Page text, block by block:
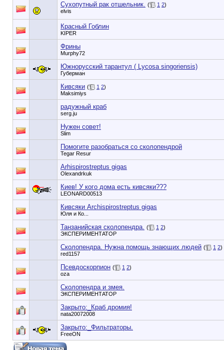
Сухопутный рак отшельник. ( 1 2)
elvis
Красный Гоблин
KIPER
Фрины
Murphy72
Южнорусский тарантул ( Lycosa singoriensis)
Губерман
Кивсяки ( 1 2)
Maksimiys
радужный краб
serg.ju
Нужен совет!
Slim
Помогите разобраться со сколопендрой
Tegar Resur
Arhispirostreptus gigas
Olexandrkuk
Киев! У кого дома есть кивсяки???
LEONARD00513
Кивсяки Archispirostreptus gigas
Юля и Ко...
Танзанийская сколопендра. ( 1 2)
ЭКСПЕРИМЕНТАТОР
Сколопендра. Нужна помощь знающих людей ( 1 2)
red1157
Псевдоскорпион ( 1 2)
oza
Сколопендра и змея.
ЭКСПЕРИМЕНТАТОР
Закрыто:_ Краб дромия!
nata20072008
Закрыто:_ Фильтраторы.
FreeON
90353748e6549cd1148d01dde3b3bc75